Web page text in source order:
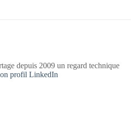
depuis 2009 un regard technique
profil LinkedIn